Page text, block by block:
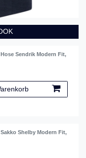
Sendrik Modern Fit,
Shelby Modern Fit,